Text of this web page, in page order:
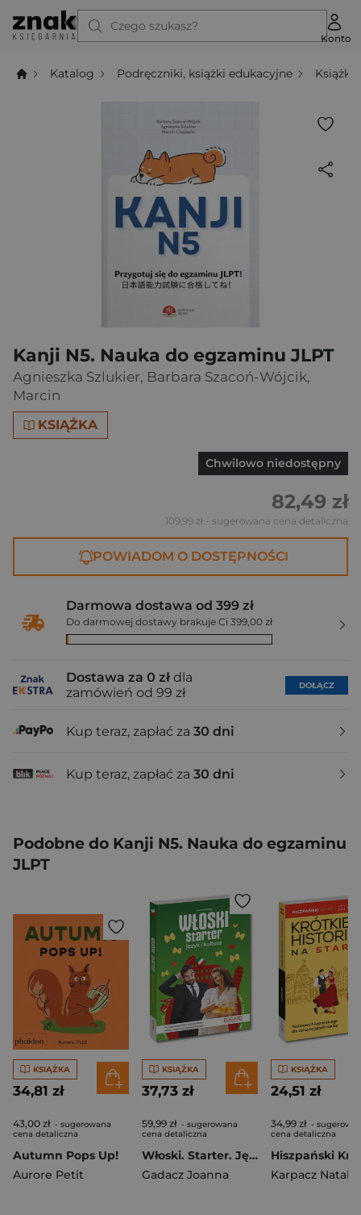
Czego szukasz?
Konto
Katalog Podręczniki, książki edukacyjne Książki
Kanji N5. Nauka do egzaminu JLPT
Agnieszka Szlukier, Barbara Szacoń-Wójcik,
Marcin
KSIĄŻKA
Chwilowo niedostępny
82,49 zł
109,99 zł - sugerowana cena detaliczna
POWIADOM O DOSTĘPNOŚCI
Darmowa dostawa od 399 zł
Do darmowej dostawy brakuje Ci 399,00 zł
Dostawa za 0 zł dla
zamówień od 99 zł
DOŁĄCZ
Kup teraz, zapłać za 30 dni
Kup teraz, zapłać za 30 dni
Podobne do Kanji N5. Nauka do egzaminu
JLPT
KSIĄŻKA
34,81 zł
43,00 zł - sugerowana
cena detaliczna
Autumn Pops Up!
Aurore Petit
KSIĄŻKA
37,73 zł
59,99 zł - sugerowana
cena detaliczna
Włoski. Starter. Język i kultura
Gadacz Joanna
KSIĄŻKA
24,51 zł
34,99 zł -
cena detaliczna
Karpacz Natalia